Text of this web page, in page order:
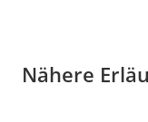
Nähere